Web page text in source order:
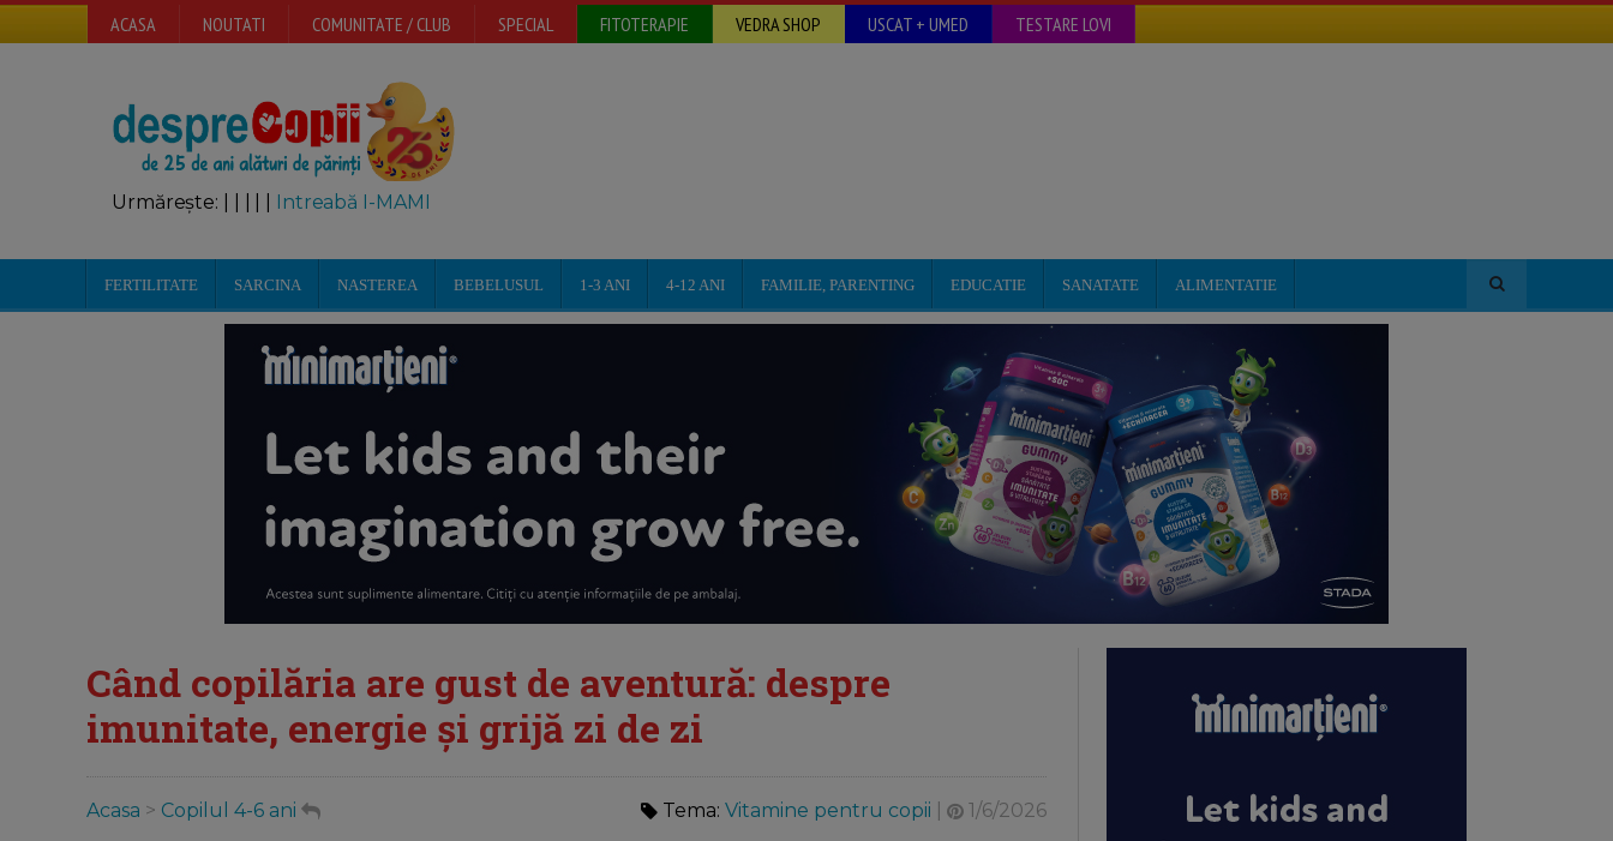
ACASA NOUTATI COMUNITATE / CLUB SPECIAL FITOTERAPIE VEDRA SHOP USCAT + UMED TESTARE LOVI
Urmărește: Intreabă I-MAMI
FERTILITATE SARCINA NASTEREA BEBELUSUL 1-3 ANI 4-12 ANI FAMILIE, PARENTING EDUCATIE SANATATE ALIMENTATIE
Când copilăria are gust de aventură: despre
imunitate, energie și grijă zi de zi
Acasa > Copilul 4-6 ani Tema: Vitamine pentru copii 1/6/2026